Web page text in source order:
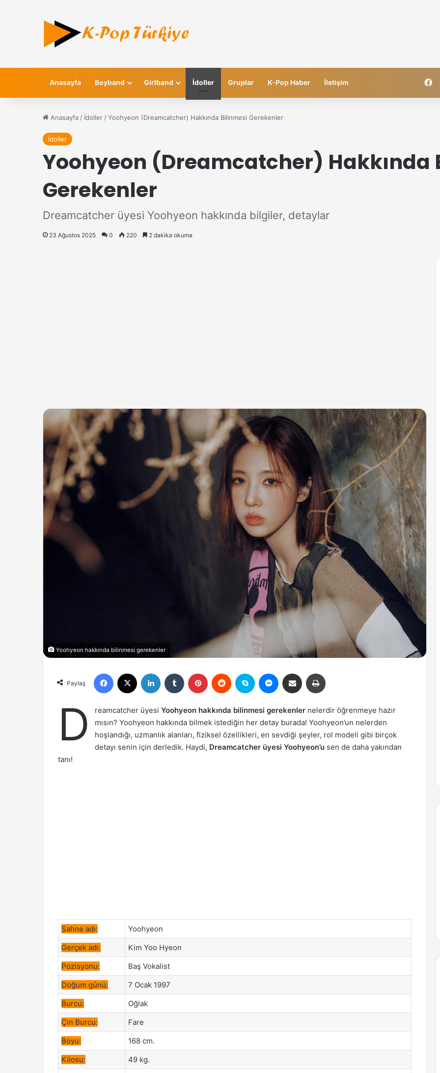
Anasayfa Boyband Girlband İdoller Gruplar K-Pop Haber İletişim
Anasayfa / İdoller /Yoohyeon (Dreamcatcher) Hakkında Bilinmesi Gerekenler
İdoller
Yoohyeon (Dreamcatcher) Hakkında
Gerekenler
Dreamcatcher üyesi Yoohyeon hakkında bilgiler, detaylar
23 Ağustos 2025 0 220 2 dakika okuma
Yoohyeon hakkında bilinmesi gerekenler
Paylaş
Facebook LinkedIn Tumblr Pinterest Reddit Skype MessengerEmail ile gönder
D reamcatcher üyesi Yoohyeon hakkında bilinmesi gerekenler nelerdir öğrenmeye hazır
mısın? Yoohyeon hakkında bilmek istediğin her detay burada! Yoohyeon’un nelerden
hoşlandığı, uzmanlık alanları, fiziksel özellikleri, en sevdiği şeyler, rol modeli gibi birçok
detayı senin için derledik. Haydi, Dreamcatcher üyesi Yoohyeon’u sen de daha yakından
tanı!
Sahne adı:
Yoohyeon
Gerçek adı:
Kim Yoo Hyeon
Pozisyonu:
Baş Vokalist
Doğum günü:
7 Ocak 1997
Burcu:
Oğlak
Çin Burcu:
Fare
Boyu:
168 cm.
Kilosu:
49 kg.